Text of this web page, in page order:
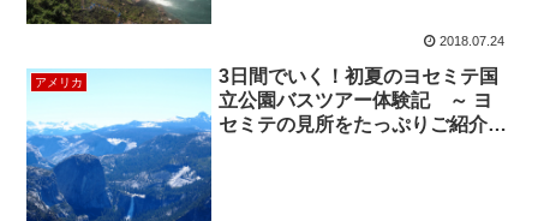
2018.07.24
アメリカ
3日間でいく！初夏のヨセミテ国
立公園バスツアー体験記 ～ ヨ
セミテの見所をたっぷりご紹介